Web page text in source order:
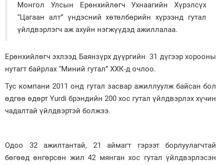
Зурхай
Монгол Улсын Ерөнхийлөгч Ухнаагийн Хүрэлсүх
“Цагаан алт” үндэсний хөтөлбөрийн хүрээнд гутал
үйлдвэрлэгч аж ахуйн нэгжүүдэд ажиллалаа.
Ерөнхийлөгч эхлээд Баянзүрх дүүргийн 31 дүгээр хорооны
нутагт байрлах “Миний гутал” ХХК-д очлоо.
Тус компани 2011 онд гутал засвар ажиллуулж байсан бол
өдгөө өдөрт Yurdi брэндийн 200 хос гутал үйлдвэрлэх хүчин
чадалтай үйлдвэртэй болжээ.
Одоо 32 ажилтантай, 21 аймагт гэрээт борлуулагчтай
бөгөөд өнгөрсөн жил 42 мянган хос гутал үйлдвэрлэсэн